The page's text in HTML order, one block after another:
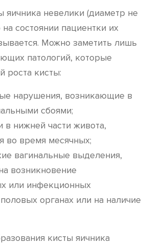
яичника невелики (диаметр не
состоянии пациентки их
Можно заметить лишь
патологий, которые
роста кисты:
нарушения, возникающие в
сбоями;
в нижней части живота,
во время месячных;
вагинальные выделения,
возникновение
или инфекционных
органах или на наличие
кисты яичника